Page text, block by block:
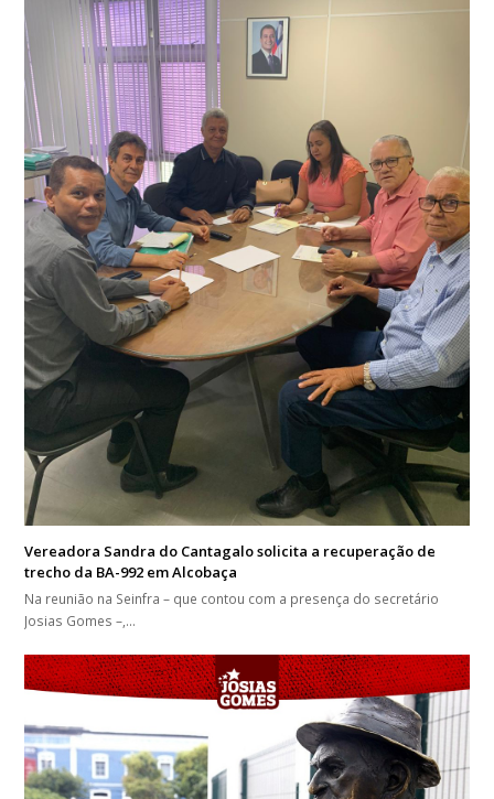
Vereadora Sandra do Cantagalo solicita a recuperação de
trecho da BA-992 em Alcobaça
Na reunião na Seinfra – que contou com a presença do secretário
Josias Gomes –,…